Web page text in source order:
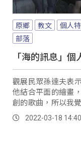
原鄉 教文 個人
部落
「海的訊息」
觀展民眾孫達夫表
他結合平面的繪畫
創的歌曲，所以我
認識。2022-03-18 14:40